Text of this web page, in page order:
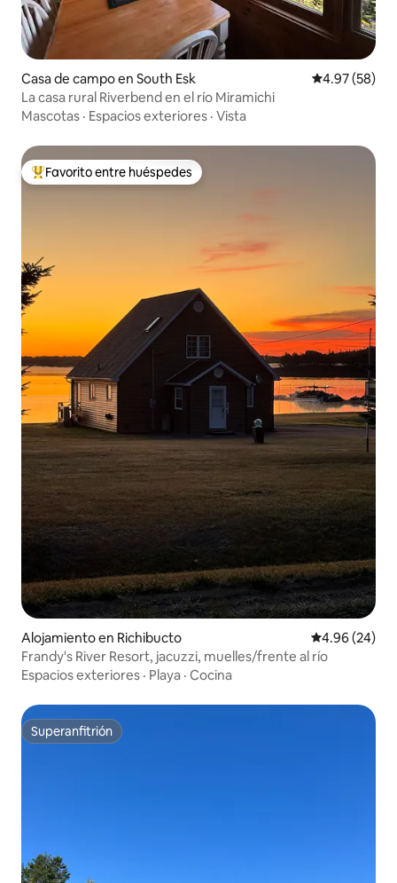
Casa de campo en South Esk Calificación
4.97 (58)
La casa rural Riverbend en el río Miramichi
Mascotas · Espacios exteriores · Vista
Favorito entre huéspedes preferido
Favorito entre huéspedes
Alojamiento en Richibucto Calificación
4.96 (24)
Frandy's River Resort, jacuzzi, muelles/frente al río
Espacios exteriores · Playa · Cocina
Superanfitrión
Superanfitrión